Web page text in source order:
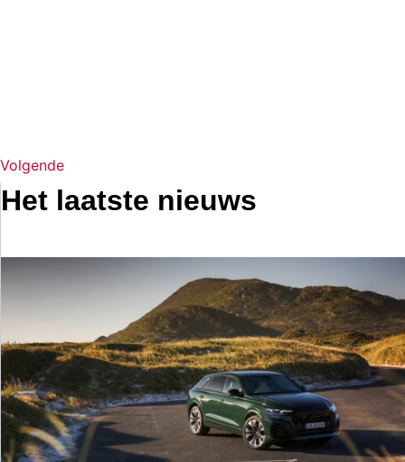
Volgende
Het laatste nieuws